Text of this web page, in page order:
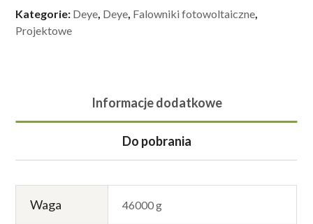
Kategorie: Deye, Deye, Falowniki fotowoltaiczne,
Projektowe
Informacje dodatkowe
Do pobrania
Waga 46000 g